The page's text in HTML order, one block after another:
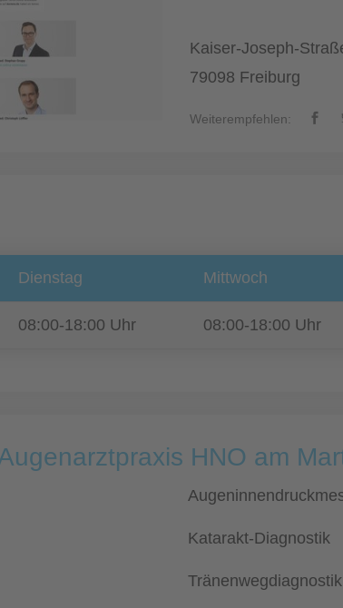
Kaiser-Joseph-
79098 Freiburg
Weiterempfehlen:
Dienstag Mittwoch
08:00-18:00 Uhr 08:00-18:00 Uhr
HNO am
Katarakt-Diagnostik
Tränenwegdiagnostik